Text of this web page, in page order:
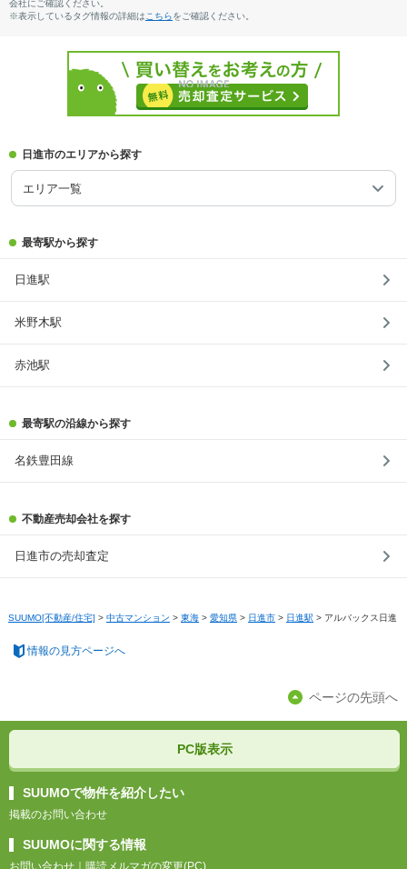
会社にご確認ください。
※表示しているタグ情報の詳細は こちらをご確認ください。
日進市のエリアから探す
エリア一覧
最寄駅から探す
日進駅
米野木駅
赤池駅
最寄駅の沿線から探す
名鉄豊田線
不動産売却会社を探す
日進市の売却査定
SUUMO[不動産/住宅] > 中古マンション > 東海 > 愛知県 > 日進市 > 日進駅 > アルバックス日進
情報の見方ページへ
ページの先頭へ
PC版表示
SUUMOで物件を紹介したい
掲載のお問い合わせ
SUUMOに関する情報
お問い合わせ 購読メルマガの変更(PC)